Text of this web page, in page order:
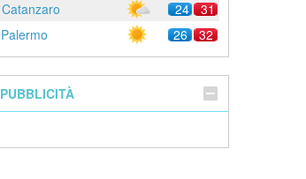
Catanzaro
24
31
Palermo
26 32
PUBBLICITÀ